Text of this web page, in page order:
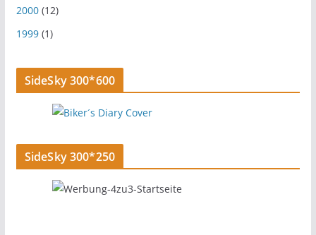
2000(12)
1999(1)
SideSky 300*600
SideSky 300*250